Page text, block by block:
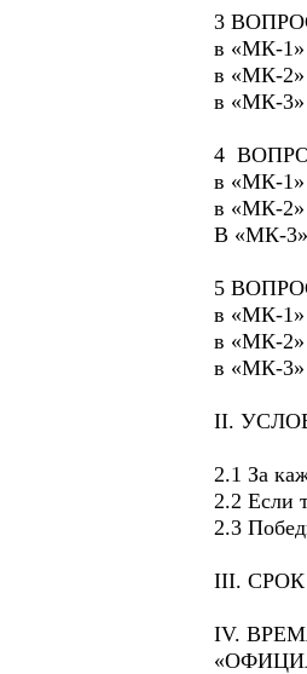
3
в «МК-1»
в «МК-2»
в «МК-3»
4
в «МК-1»
в «МК-2»
В «МК-3»
5
в «МК-1»
в «МК-2»
в «МК-3»
II.
2.1 За
2.2 Если
2.3
III. СРОК
IV.